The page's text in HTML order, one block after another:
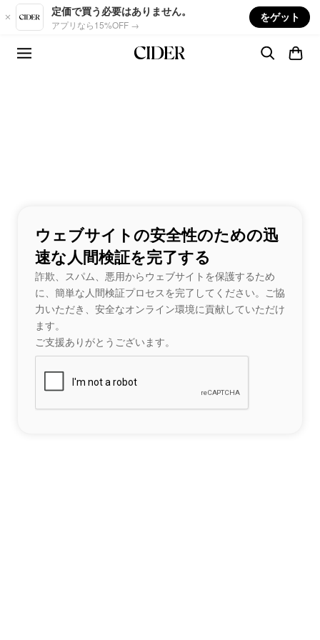
Skip to main content
定価で買う必要はありません。
アプリなら15%OFF →
をゲット
ウェブサイトの安全性のための迅
速な人間検証を完了する
詐欺、スパム、悪用からウェブサイトを保護するため
に、簡単な人間検証プロセスを完了してください。ご協
力いただき、安全なオンライン環境に貢献していただけ
ます。
ご支援ありがとうございます。